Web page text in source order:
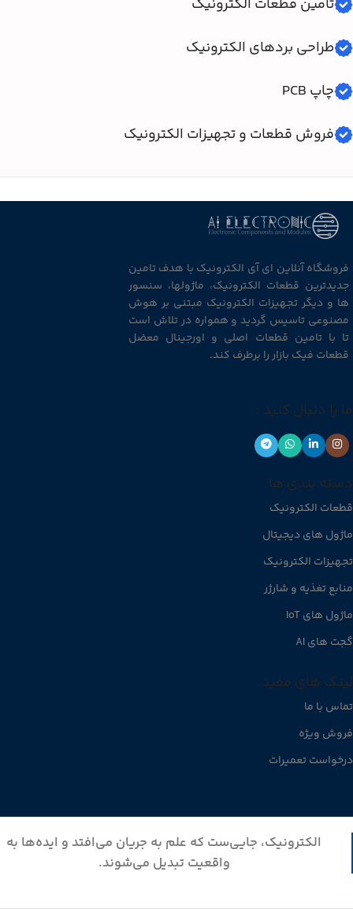
تامین قطعات الکترونیک
طراحی بردهای الکترونیک
چاپ PCB
فروش قطعات و تجهیزات الکترونیک
فروشگاه آنلاین ای آی الکترونیک با هدف تامین
جدیدترین قطعات الکترونیک، ماژولها، سنسور
ها و دیگر تجهیزات الکترونیک مبتنی بر هوش
مصنوعی تاسیس گردید و همواره در تلاش است
تا با تامین قطعات اصلی و اورجینال معضل
قطعات فیک بازار را برطرف کند.
ما را دنبال کنید :
دسته بندی ها
قطعات الکترونیک
ماژول های دیجیتال
تجهیزات الکترونیک
منابع تغذیه و شارژر
ماژول های IoT
گجت های AI
لینک های مفید
تماس با ما
فروش ویژه
درخواست تعمیرات
الکترونیک، جایی‌ست که علم به جریان می‌افتد و ایده‌ها به
واقعیت تبدیل می‌شوند.